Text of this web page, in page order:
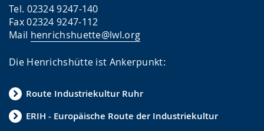
Tel. 02324 9247-140
Fax 02324 9247-112
Mail henrichshuette@lwl.org
Die Henrichshütte ist Ankerpunkt:
Route Industriekultur Ruhr
ERIH - Europäische Route der Industriekultur